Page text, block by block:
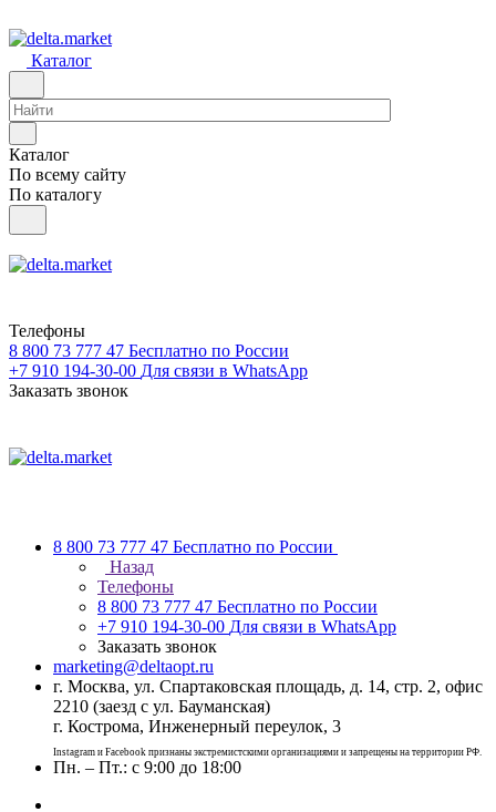
Каталог
Каталог
По всему сайту
По каталогу
Телефоны
8 800 73 777 47 Бесплатно по России
+7 910 194-30-00 Для связи в WhatsApp
Заказать звонок
8 800 73 777 47 Бесплатно по России
Назад
Телефоны
8 800 73 777 47 Бесплатно по России
+7 910 194-30-00 Для связи в WhatsApp
Заказать звонок
marketing@deltaopt.ru
г. Москва, ул. Спартаковская площадь, д. 14, стр. 2, офис
2210 (заезд с ул. Бауманская)
г. Кострома, Инженерный переулок, 3
Instagram и Facebook признаны экстремистскими организациями и запрещены на территории РФ.
Пн. – Пт.: с 9:00 до 18:00